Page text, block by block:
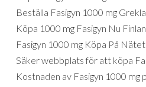
Beställa Fasigyn 1000 mg
Köpa 1000 mg Fasigyn Nu
Fasigyn 1000 mg Köpa På Nätet
Säker webbplats för att köpa
Kostnaden av Fasigyn 1000 mg